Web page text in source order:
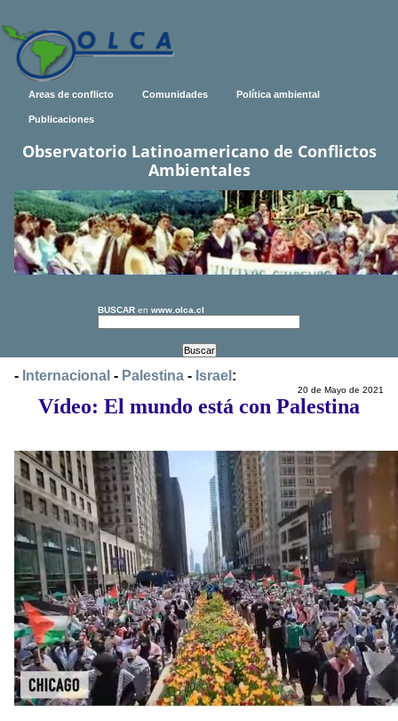
Areas de conflicto Comunidades Política ambiental
Publicaciones
Observatorio Latinoamericano de Conflictos
Ambientales
BUSCAR en www.olca.cl
- Internacional - Palestina - Israel :
20 de Mayo de 2021
Vídeo: El mundo está con Palestina